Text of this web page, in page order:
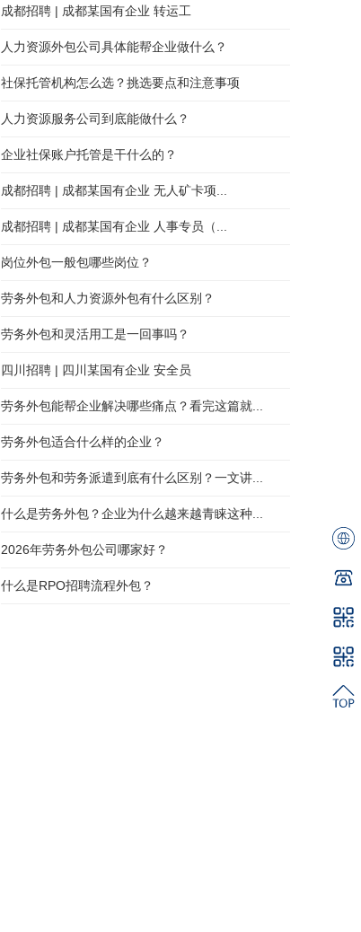
成都招聘 | 成都某国有企业 转运工
人力资源外包公司具体能帮企业做什么？
社保托管机构怎么选？挑选要点和注意事项
人力资源服务公司到底能做什么？
企业社保账户托管是干什么的？
成都招聘 | 成都某国有企业 无人矿卡项...
成都招聘 | 成都某国有企业 人事专员（...
岗位外包一般包哪些岗位？
劳务外包和人力资源外包有什么区别？
劳务外包和灵活用工是一回事吗？
四川招聘 | 四川某国有企业 安全员
劳务外包能帮企业解决哪些痛点？看完这篇就...
劳务外包适合什么样的企业？
劳务外包和劳务派遣到底有什么区别？一文讲...
什么是劳务外包？企业为什么越来越青睐这种...
2026年劳务外包公司哪家好？
什么是RPO招聘流程外包？